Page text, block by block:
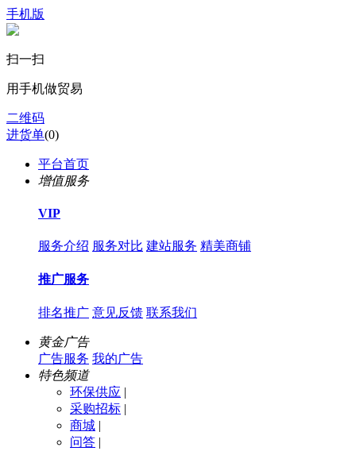
手机版
扫一扫
用手机做贸易
二维码
进货单(0)
平台首页
增值服务
VIP
服务介绍 服务对比 建站服务 精美商铺
推广服务
排名推广 意见反馈 联系我们
黄金广告
广告服务 我的广告
特色频道
环保供应 |
采购招标 |
商城 |
问答 |